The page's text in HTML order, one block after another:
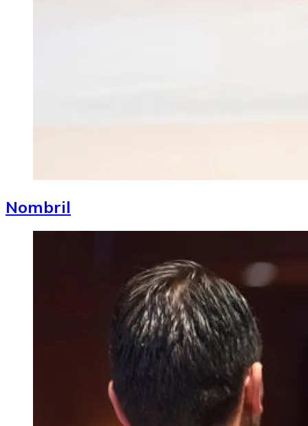
Nombril